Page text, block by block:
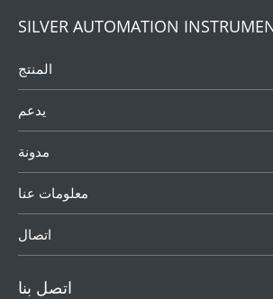
SILVER AUTOMATION
المنتج
يدعم
مدونة
معلومات عنا
اتصال
اتصل بنا